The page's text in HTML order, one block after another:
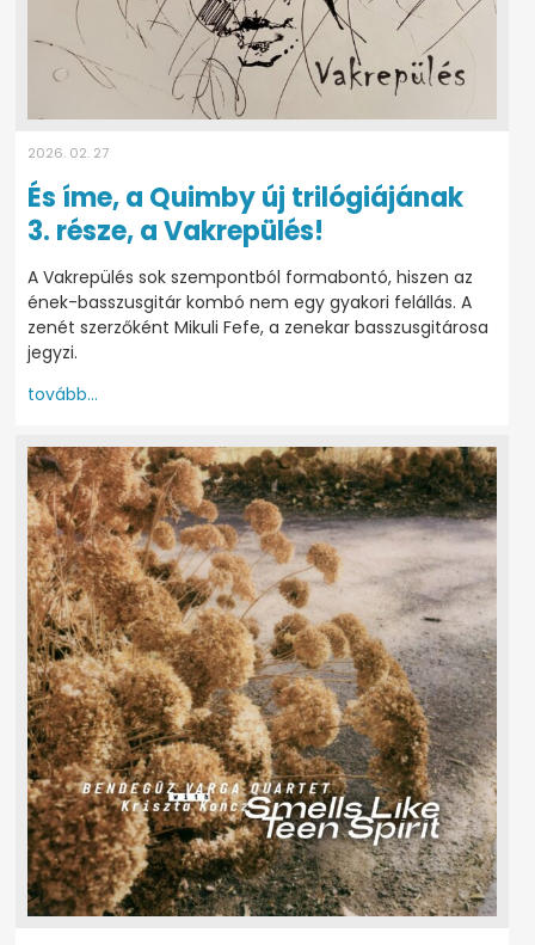
2026. 02. 27
És íme, a Quimby új trilógiájának
3. része, a Vakrepülés!
A Vakrepülés sok szempontból formabontó, hiszen az
ének-basszusgitár kombó nem egy gyakori felállás. A
zenét szerzőként Mikuli Fefe, a zenekar basszusgitárosa
jegyzi.
tovább...